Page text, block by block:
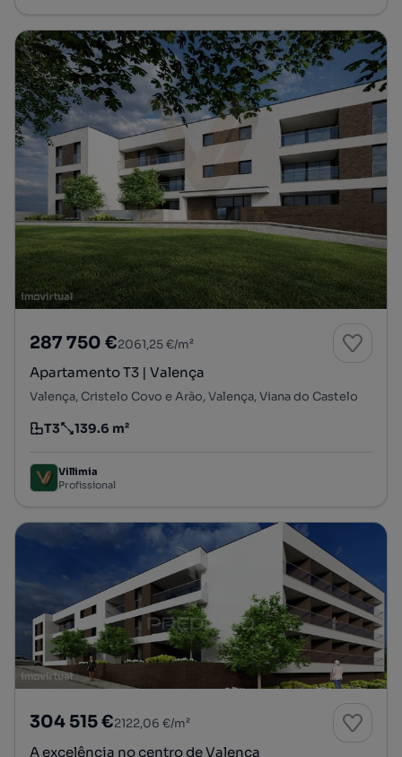
287 750 €2061,25 €/m²
Apartamento T3 | Valença
Valença, Cristelo Covo e Arão, Valença, Viana do Castelo
Tipologia
T3
Preço por metro quadrado
139.6 m²
Villimia
Profissional
304 515 €2122,06 €/m²
A excelência no centro de Valença